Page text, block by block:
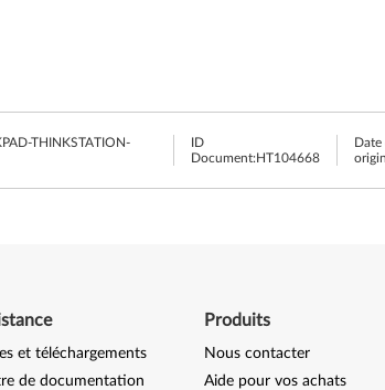
THINKSTATION-
ID
Document:HT104668
et téléchargements
de documentation
Produits
Nous contacter
Aide pour vos achats